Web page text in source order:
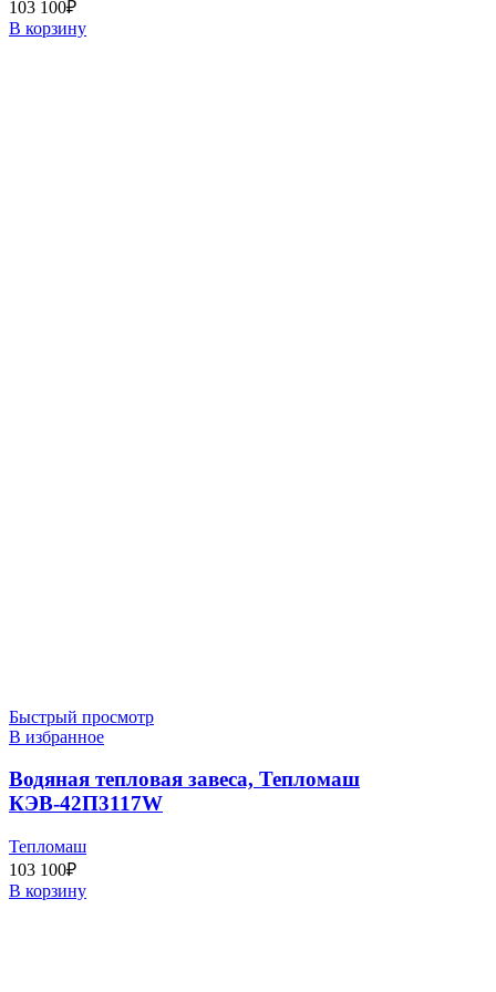
103 100₽
В корзину
Быстрый просмотр
В избранное
Водяная тепловая завеса, Тепломаш
КЭВ-42П3117W
Тепломаш
103 100₽
В корзину